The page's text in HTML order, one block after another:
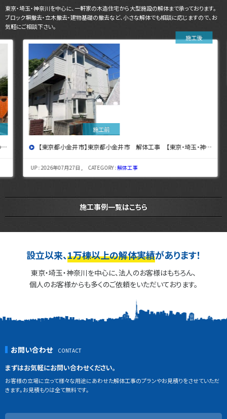
東京・埼玉・神奈川を中心に、一軒家の木造住宅から大型施設の解体まで承っております。
ブロック塀撤去・立木撤去・建物基礎の撤去など、小さな解体でも相談に応じますので、お
気軽にご相談下さい。
【東京都小金井市】東京都小金井市 解体工事 【東京・埼玉・神奈川の解体工事なら東央建設へ】
UP : 2026年07月27日 , CATEGORY :解体工事
施工事例一覧はこちら
設立以来、1万棟以上の解体実績があります！
東京・埼玉・神奈川を中心に、法人のお客様はもちろん、
個人のお客様からも多くのご依頼をいただいております。
お問い合わせ
まずはお気軽にお問い合わせください。
お客様の立場に立って様々な用途にあわせた解体工事のプランやお見積りをさせていただ
きます。お見積もりは全て無料です。